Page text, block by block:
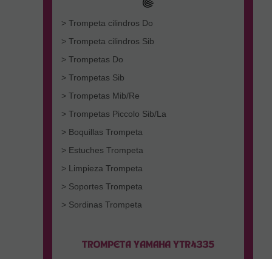
> Trompeta cilindros Do
> Trompeta cilindros Sib
> Trompetas Do
> Trompetas Sib
> Trompetas Mib/Re
> Trompetas Piccolo Sib/La
> Boquillas Trompeta
> Estuches Trompeta
> Limpieza Trompeta
> Soportes Trompeta
> Sordinas Trompeta